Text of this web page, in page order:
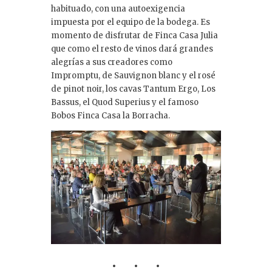
habituado, con una autoexigencia
impuesta por el equipo de la bodega. Es
momento de disfrutar de Finca Casa Julia
que como el resto de vinos dará grandes
alegrías a sus creadores como
Impromptu, de Sauvignon blanc y el rosé
de pinot noir, los cavas Tantum Ergo, Los
Bassus, el Quod Superius y el famoso
Bobos Finca Casa la Borracha.